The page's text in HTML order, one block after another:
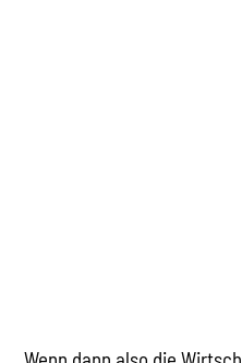
Lebensstandards